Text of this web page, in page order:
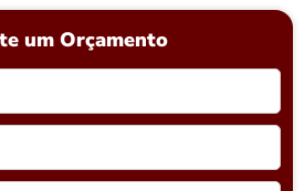
um Orçamento